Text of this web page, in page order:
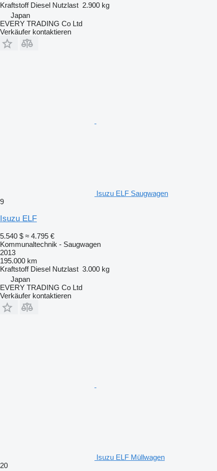
Kraftstoff Diesel Nutzlast 2.900 kg
Japan
EVERY TRADING Co Ltd
Verkäufer kontaktieren
Isuzu ELF Saugwagen
9
Isuzu ELF
5.540 $ ≈ 4.795 €
Kommunaltechnik - Saugwagen
2013
195.000 km
Kraftstoff Diesel Nutzlast 3.000 kg
Japan
EVERY TRADING Co Ltd
Verkäufer kontaktieren
Isuzu ELF Müllwagen
20